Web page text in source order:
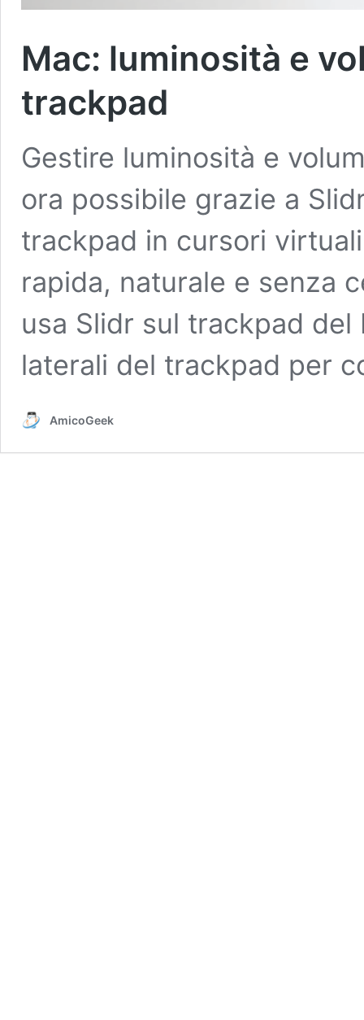
Mac: luminosità e
trackpad
Gestire luminosità e
ora possibile grazie a
trackpad in cursori
rapida, naturale e senza
usa Slidr sul trackpad
laterali del trackpad per
AmicoGeek